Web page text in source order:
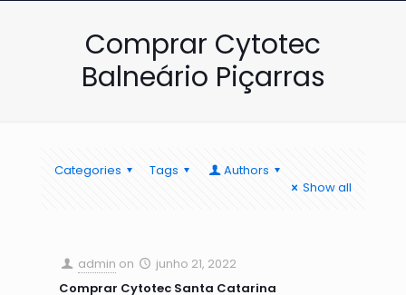
Comprar Cytotec
Balneário Piçarras
Categories Tags
Authors
Show all
admin on
junho 21, 2022
Comprar Cytotec Santa Catarina